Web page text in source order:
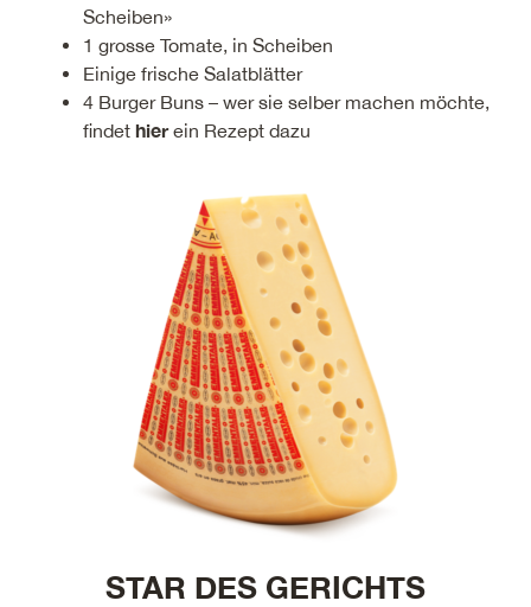
Scheiben»
1 grosse Tomate, in Scheiben
Einige frische Salatblätter
4 Burger Buns – wer sie selber machen möchte,
findet hier ein Rezept dazu
STAR DES GERICHTS